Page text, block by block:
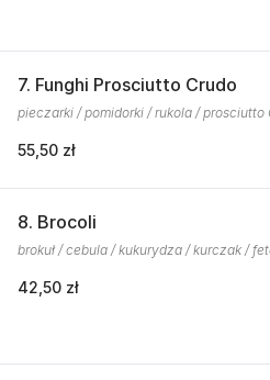
7. Funghi Prosciutto Crudo
pieczarki / pomidorki / rukola / prosciutto
55,50 zł
8. Brocoli
brokuł / cebula / kukurydza / kurczak /
42,50 zł